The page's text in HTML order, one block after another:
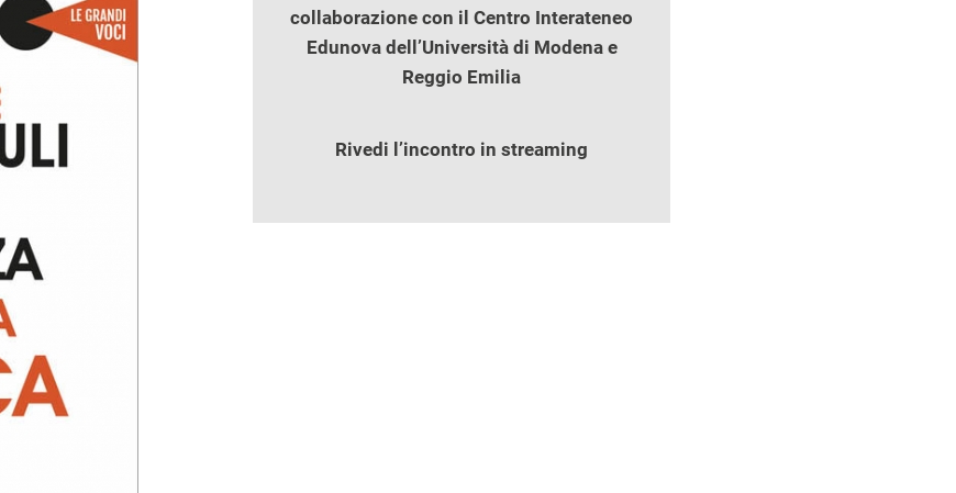
collaborazione con il Centro Interateneo
Edunova dell’Università di Modena e
Reggio Emilia
Rivedi l’incontro in streaming